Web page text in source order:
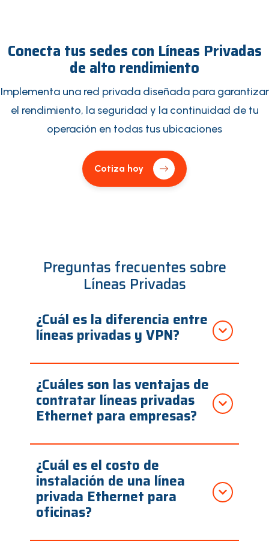
Conecta tus sedes con Líneas Privadas
de alto rendimiento
Implementa una red privada diseñada para garantizar
el rendimiento, la seguridad y la continuidad de tu
operación en todas tus ubicaciones
Cotiza hoy
Preguntas frecuentes sobre
Líneas Privadas
¿Cuál es la diferencia entre
líneas privadas y VPN?
¿Cuáles son las ventajas de
contratar líneas privadas
Ethernet para empresas?
¿Cuál es el costo de
instalación de una línea
privada Ethernet para
oficinas?